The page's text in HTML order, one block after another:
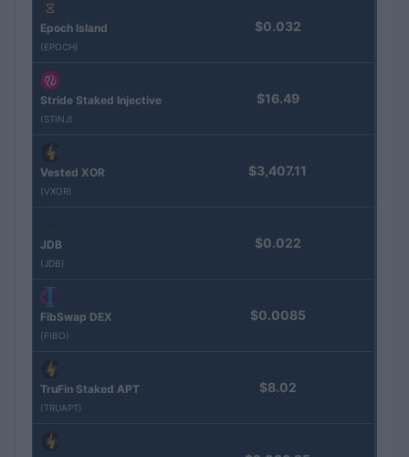
Epoch Island
(EPOCH)
$0.032
Stride Staked Injective
(STINJ)
$16.49
Vested XOR
(VXOR)
$3,407.11
JDB
(JDB)
$0.022
FibSwap DEX
(FIBO)
$0.0085
TruFin Staked APT
(TRUAPT)
$8.02